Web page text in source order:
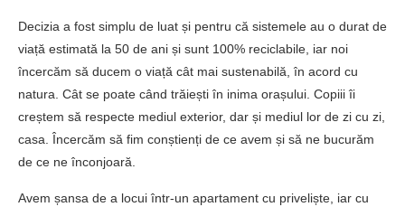
Decizia a fost simplu de luat și pentru că sistemele au o durat de
viață estimată la 50 de ani și sunt 100% reciclabile, iar noi
încercăm să ducem o viață cât mai sustenabilă, în acord cu
natura. Cât se poate când trăiești în inima orașului. Copiii îi
creștem să respecte mediul exterior, dar și mediul lor de zi cu zi,
casa. Încercăm să fim conștienți de ce avem și să ne bucurăm
de ce ne înconjoară.
Avem șansa de a locui într-un apartament cu priveliște, iar cu